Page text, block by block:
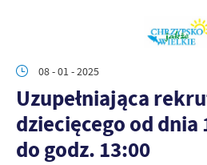
08 - 01 - 2025
Uzupełniająca
dziecięcego od dnia
do godz. 13:00